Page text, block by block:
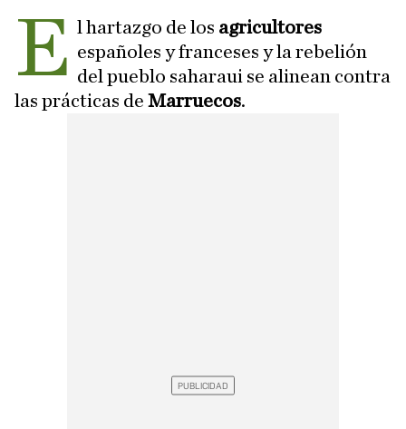
E l hartazgo de los agricultores
españoles y franceses y la rebelión
del pueblo saharaui se alinean contra
las prácticas de Marruecos.